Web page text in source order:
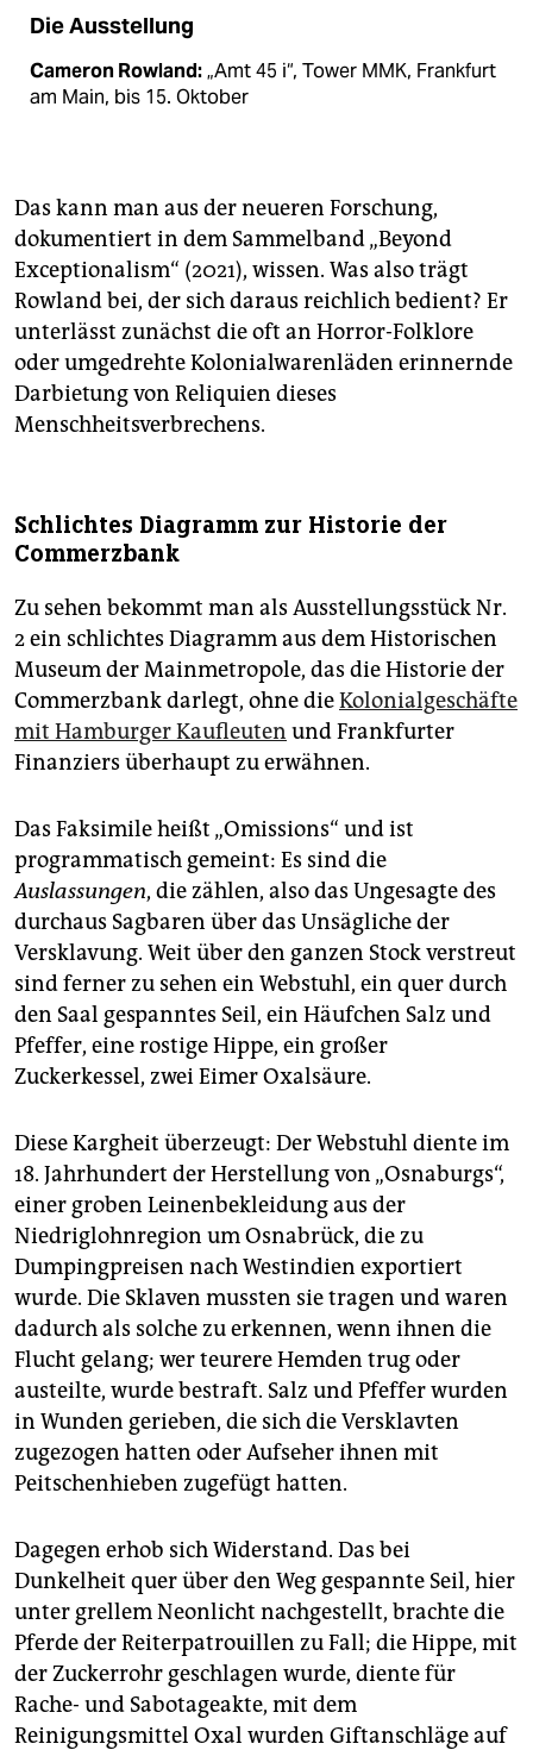
Die Ausstellung
Cameron Rowland:„Amt 45 i“, Tower MMK, Frankfurt
am Main, bis 15. Oktober
Das kann man aus der neueren Forschung,
dokumentiert in dem Sammelband „Beyond
Exceptionalism“ (2021), wissen. Was also trägt
Rowland bei, der sich daraus reichlich bedient? Er
unterlässt zunächst die oft an Horror-Folklore
oder umgedrehte Kolonialwarenläden erinnernde
Darbietung von Reliquien dieses
Menschheitsverbrechens.
Schlichtes Diagramm zur Historie der
Commerzbank
Zu sehen bekommt man als Ausstellungsstück Nr.
2 ein schlichtes Diagramm aus dem Historischen
Museum der Mainmetropole, das die Historie der
Commerzbank darlegt, ohne dieKolonialgeschäfte
mit Hamburger Kaufleuten und Frankfurter
Finanziers überhaupt zu erwähnen.
Das Faksimile heißt „Omissions“ und ist
programmatisch gemeint: Es sind die
Auslassungen, die zählen, also das Ungesagte des
durchaus Sagbaren über das Unsägliche der
Versklavung. Weit über den ganzen Stock verstreut
sind ferner zu sehen ein Webstuhl, ein quer durch
den Saal gespanntes Seil, ein Häufchen Salz und
Pfeffer, eine rostige Hippe, ein großer
Zuckerkessel, zwei Eimer Oxalsäure.
Diese Kargheit überzeugt: Der Webstuhl diente im
18. Jahrhundert der Herstellung von „Osnaburgs“,
einer groben Leinenbekleidung aus der
Niedriglohnregion um Osnabrück, die zu
Dumpingpreisen nach Westindien exportiert
wurde. Die Sklaven mussten sie tragen und waren
dadurch als solche zu erkennen, wenn ihnen die
Flucht gelang; wer teurere Hemden trug oder
austeilte, wurde bestraft. Salz und Pfeffer wurden
in Wunden gerieben, die sich die Versklavten
zugezogen hatten oder Aufseher ihnen mit
Peitschenhieben zugefügt hatten.
Dagegen erhob sich Widerstand. Das bei
Dunkelheit quer über den Weg gespannte Seil, hier
unter grellem Neonlicht nachgestellt, brachte die
Pferde der Reiterpatrouillen zu Fall; die Hippe, mit
der Zuckerrohr geschlagen wurde, diente für
Rache- und Sabotageakte, mit dem
Reinigungsmittel Oxal wurden Giftanschläge auf